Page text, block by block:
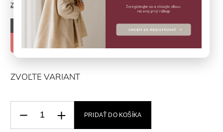
Značka: EN*FANT
€43,50
–50 %
€21,75
ZVOĽTE VARIANT
PRIDAŤ DO KOŠÍKA